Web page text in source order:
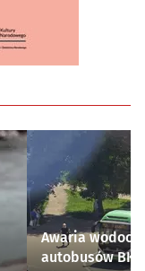
Awaria
autobusów